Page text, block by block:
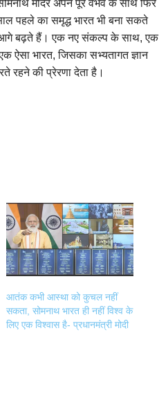
मंदिर अपने पूरे वैभव के साथ फिर
पहले का समृद्ध भारत भी बना सकते
बढ़ते हैं। एक नए संकल्प के साथ, एक
ऐसा भारत, जिसका सभ्यतागत ज्ञान
रहने की प्रेरणा देता है।
आतंक कभी आस्था को कुचल नहीं
सकता, सोमनाथ भारत ही नहीं विश्व के
लिए एक विश्वास है- प्रधानमंत्री मोदी